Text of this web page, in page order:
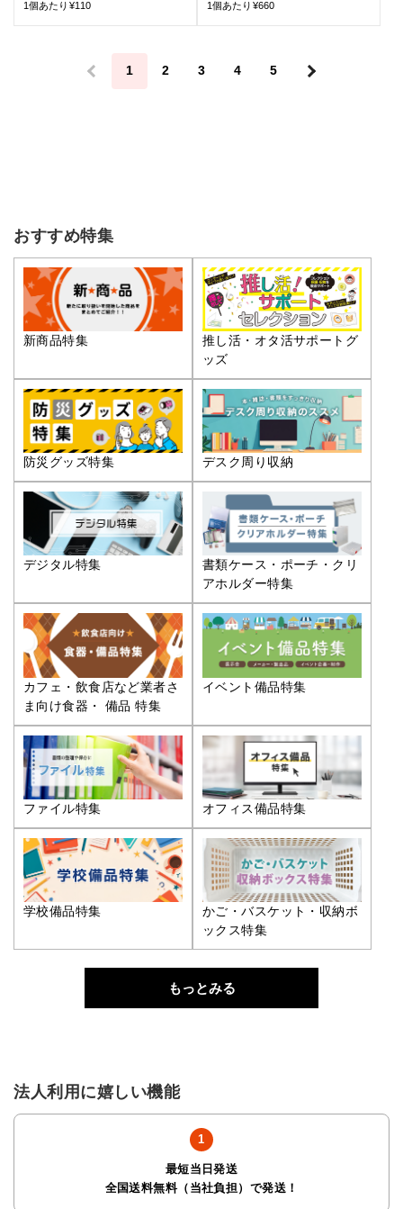
1個あたり¥110 1個あたり¥660
＜ 1 2 3 4 5 ＞
おすすめ特集
新商品特集
推し活・オタ活サポートグ
ッズ
防災グッズ特集 デスク周り収納
デジタル特集
書類ケース・ポーチ・クリ
アホルダー特集
カフェ・飲食店など業者さ
ま向け食器・ 備品 特集
イベント備品特集
ファイル特集 オフィス備品特集
学校備品特集
かご・バスケット・収納ボ
ックス特集
もっとみる
法人利用に嬉しい機能
最短当日発送
全国送料無料（当社負担）で発送！